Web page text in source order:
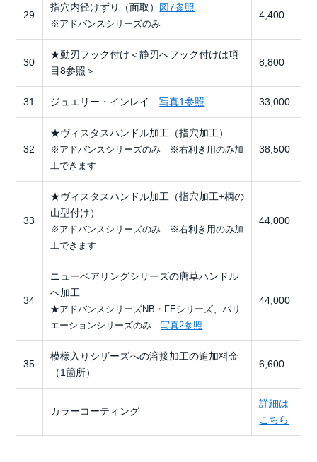
29
指穴内径けずり（面取） 図7参照
※アドバンスシリーズのみ
4,400
30
★動刃フック付け＜静刃へフック付けは項
目8参照＞
8,800
31 ジュエリー・インレイ写真1参照 33,000
32
★ヴィスタスハンドル加工（指穴加工）
※アドバンスシリーズのみ ※右利き用のみ加
工できます
38,500
33
★ヴィスタスハンドル加工（指穴加工+柄の
山型付け）
※アドバンスシリーズのみ ※右利き用のみ加
工できます
44,000
34
ニューベアリングシリーズの唐草ハンドル
へ加工
★アドバンスシリーズNB・FEシリーズ、バリ
エーションシリーズのみ写真2参照
44,000
35
模様入りシザーズへの溶接加工の追加料金
（1箇所）
6,600
カラーコーティング
詳細は
こちら